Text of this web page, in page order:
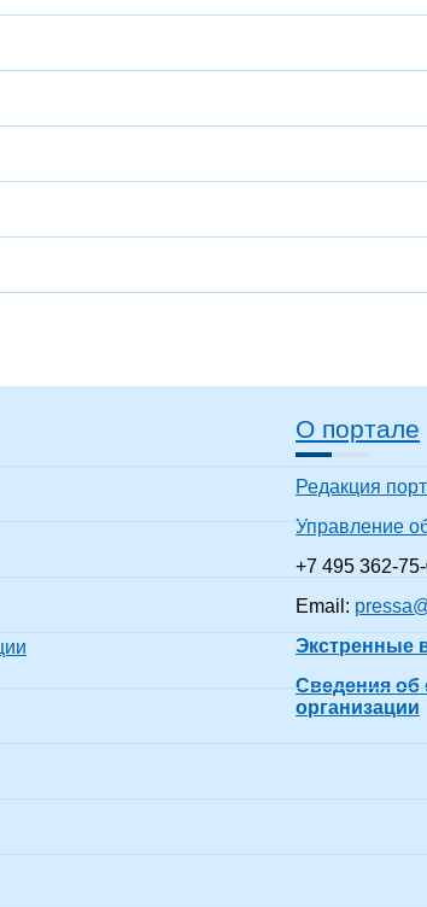
О портале
Редакция
Управление
+7 495 362-
Email:
Экстренные
Сведения об
организации